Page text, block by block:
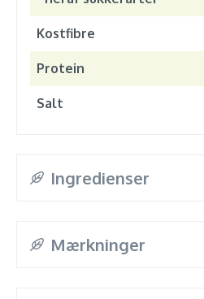
Kostfibre
Protein
Salt
Ingredienser
Mærkninger